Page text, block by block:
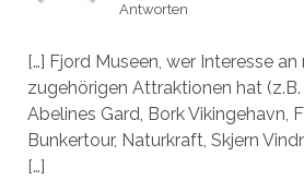
Antworten
[…] Fjord Museen, wer Interesse
zugehörigen Attraktionen hat (z.B.
Abelines Gard, Bork Vikingehavn,
Bunkertour, Naturkraft, Skjern
[…]